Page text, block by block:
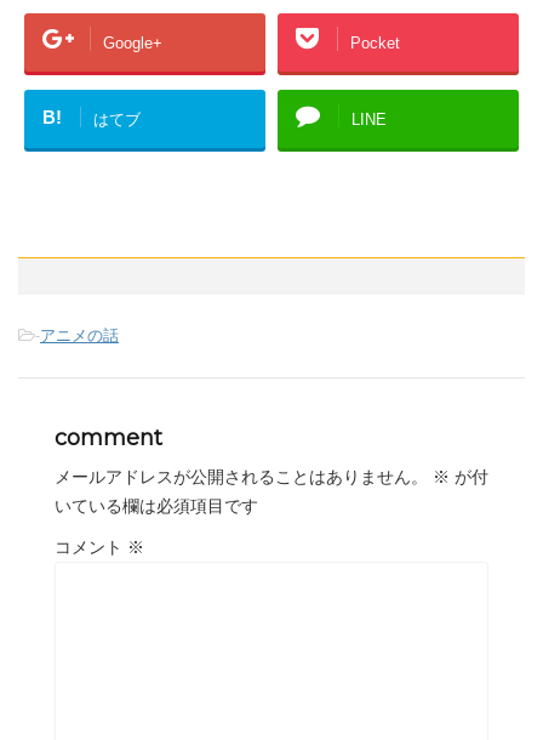
Google+ Pocket
B! はてブ LINE
-アニメの話
comment
メールアドレスが公開されることはありません。 ※ が付
いている欄は必須項目です
コメント ※